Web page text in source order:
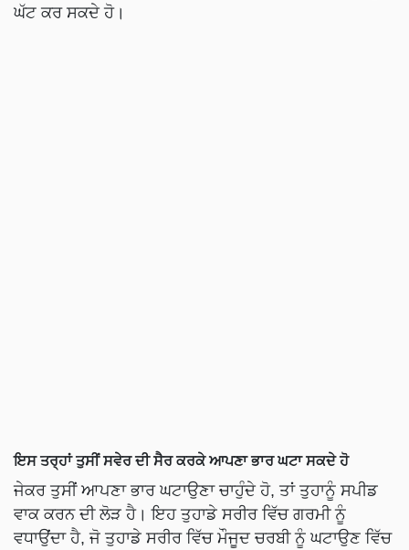
ਘੱਟ ਕਰ ਸਕਦੇ ਹੋ।
ਇਸ ਤਰ੍ਹਾਂ ਤੁਸੀਂ ਸਵੇਰ ਦੀ ਸੈਰ ਕਰਕੇ ਆਪਣਾ ਭਾਰ ਘਟਾ ਸਕਦੇ ਹੋ
ਜੇਕਰ ਤੁਸੀਂ ਆਪਣਾ ਭਾਰ ਘਟਾਉਣਾ ਚਾਹੁੰਦੇ ਹੋ, ਤਾਂ ਤੁਹਾਨੂੰ ਸਪੀਡ
ਵਾਕ ਕਰਨ ਦੀ ਲੋੜ ਹੈ। ਇਹ ਤੁਹਾਡੇ ਸਰੀਰ ਵਿੱਚ ਗਰਮੀ ਨੂੰ
ਵਧਾਉਂਦਾ ਹੈ, ਜੋ ਤੁਹਾਡੇ ਸਰੀਰ ਵਿੱਚ ਮੌਜੂਦ ਚਰਬੀ ਨੂੰ ਘਟਾਉਣ ਵਿੱਚ